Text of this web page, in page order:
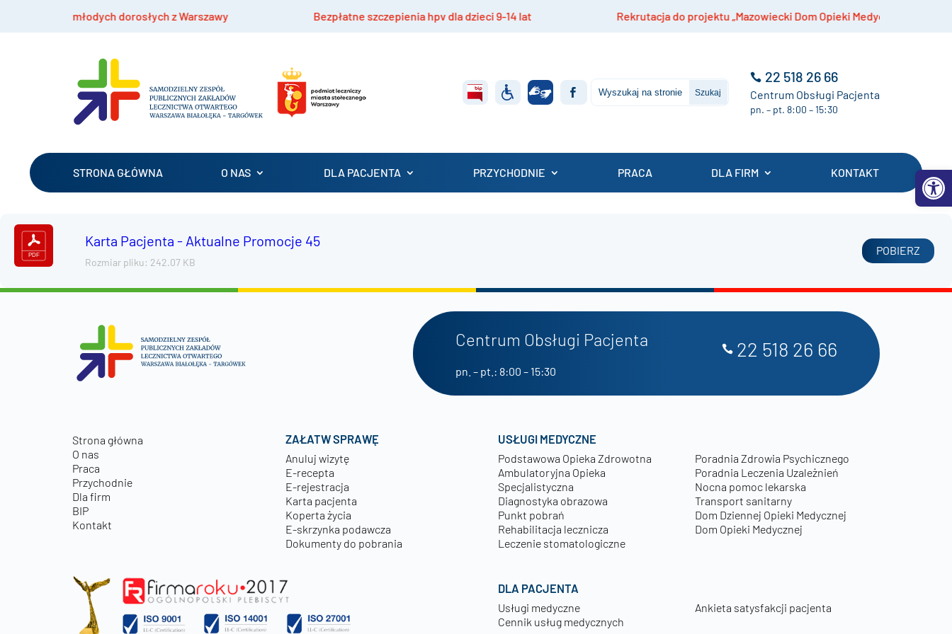
i młodych dorosłych z Warszawy Bezpłatne szczepienia hpv dla dzieci 9-14 lat Rekrutacja do projektu „Mazowiecki Dom Opieki Medycznej”
22 518 26 66
Centrum Obsługi Pacjenta
pn. – pt. 8:00 – 15:30
STRONA GŁÓWNA O NAS DLA PACJENTA PRZYCHODNIE PRACA DLA FIRM KONTAKT
Karta Pacjenta - Aktualne Promocje 45
Rozmiar pliku: 242.07 KB
POBIERZ
Centrum Obsługi Pacjenta
pn. – pt.: 8:00 – 15:30
22 518 26 66
Strona główna
O nas
Praca
Przychodnie
Dla firm
BIP
Kontakt
ZAŁATW SPRAWĘ
Anuluj wizytę
E-recepta
E-rejestracja
Karta pacjenta
Koperta życia
E-skrzynka podawcza
Dokumenty do pobrania
USŁUGI MEDYCZNE
Podstawowa Opieka Zdrowotna
Ambulatoryjna Opieka
Specjalistyczna
Diagnostyka obrazowa
Punkt pobrań
Rehabilitacja lecznicza
Leczenie stomatologiczne
Poradnia Zdrowia Psychicznego
Poradnia Leczenia Uzależnień
Nocna pomoc lekarska
Transport sanitarny
Dom Dziennej Opieki Medycznej
Dom Opieki Medycznej
DLA PACJENTA
Usługi medyczne
Cennik usług medycznych
Ankieta satysfakcji pacjenta